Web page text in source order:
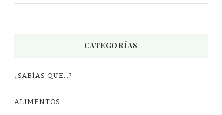
CATEGORÍAS
¿SABÍAS QUE…?
ALIMENTOS